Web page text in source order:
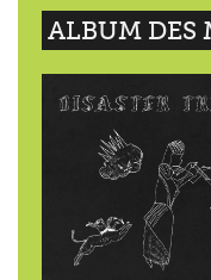
ALBUM DES